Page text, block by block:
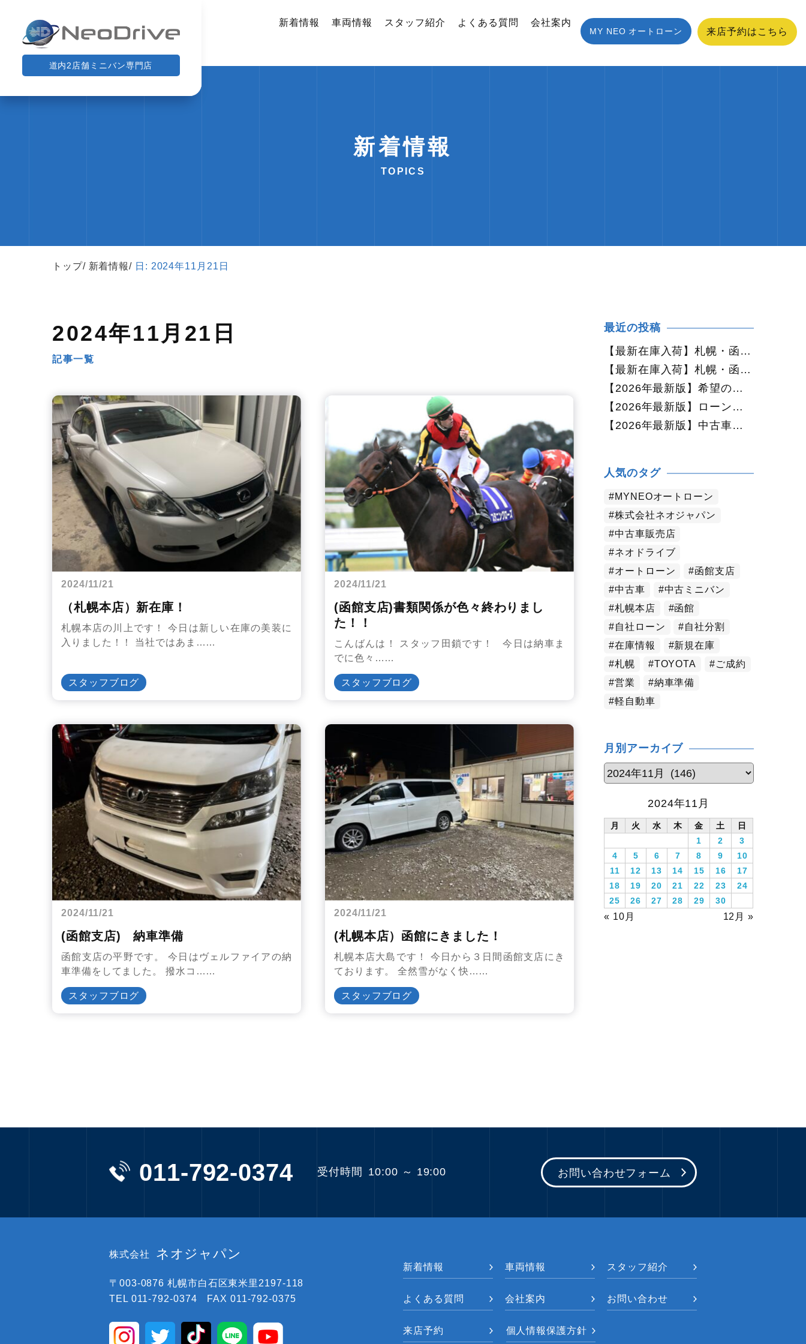
道内2店舗ミニバン専門店
新着情報 車両情報 スタッフ紹介 よくある質問 会社案内
MY NEO オートローン 来店予約はこちら
新着情報
TOPICS
トップ 新着情報 日: 2024年11月21日
2024年11月21日
記事一覧
2024/11/21
（札幌本店）新在庫！
札幌本店の川上です！ 今日は新しい在庫の美装に
入りました！！ 当社ではあま……
スタッフブログ
2024/11/21
(函館支店)書類関係が色々終わりまし
た！！
こんばんは！ スタッフ田鎖です！ 今日は納車ま
でに色々……
スタッフブログ
2024/11/21
(函館支店) 納車準備
函館支店の平野です。 今日はヴェルファイアの納
車準備をしてました。 撥水コ……
スタッフブログ
2024/11/21
(札幌本店）函館にきました！
札幌本店大島です！ 今日から３日間函館支店にき
ております。 全然雪がなく快……
スタッフブログ
最近の投稿
【最新在庫入荷】札幌・函館で人気の中古車が続々入庫中｜早い者勝ち！【ダイハツ ミラココア660プラスX 4WD】
【最新在庫入荷】札幌・函館で人気の中古車が続々入庫中｜早い者勝ち！【ホンダ N-BOX660カスタムG Lパッケージ 4WD】
【2026年最新版】希望の中古車が見つからない方へ｜ネオカーオーダーで理想の一台を全国からお探しします
【2026年最新版】ローンに不安がある方へ｜ネオドライブローンの窓口で新しいカーライフをサポート
【2026年最新版】中古車購入でよくある質問20選｜初めての方でも失敗しない完全ガイド【札幌・北海道対応】
人気のタグ
MYNEOオートローン
株式会社ネオジャパン
中古車販売店
ネオドライブ
オートローン
函館支店
中古車
中古ミニバン
札幌本店
函館
自社ローン
自社分割
在庫情報
新規在庫
札幌
TOYOTA
ご成約
営業
納車準備
軽自動車
月別アーカイブ
2024年11月
月 火 水 木 金 土
日
1
2
3
4
5 6 7 8 9
10
11
12 13 14 15 16
17
18
19 20 21 22 23
24
25
26 27 28 29 30
« 10月 12月 »
011-792-0374 受付時間 10:00 ～ 19:00 お問い合わせフォーム
株式会社 ネオジャパン
〒003-0876札幌市白石区東米里2197-118
TEL 011-792-0374 FAX 011-792-0375
新着情報 車両情報 スタッフ紹介
よくある質問 会社案内 お問い合わせ
来店予約 個人情報保護方針